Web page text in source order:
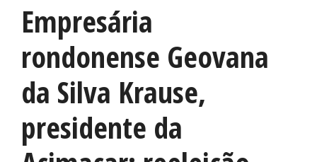
Empresária
rondonense Geovana
da Silva Krause,
presidente da